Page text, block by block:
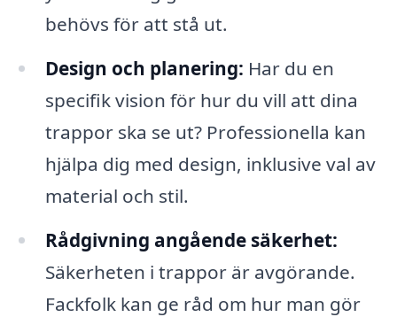
behövs för att stå ut.
Design och planering: Har du en
specifik vision för hur du vill att dina
trappor ska se ut? Professionella kan
hjälpa dig med design, inklusive val av
material och stil.
Rådgivning angående säkerhet:
Säkerheten i trappor är avgörande.
Fackfolk kan ge råd om hur man gör